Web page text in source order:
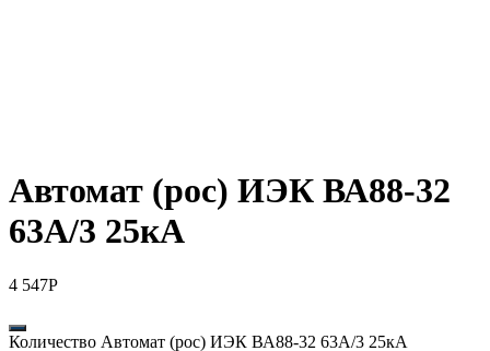
Автомат (рос) ИЭК ВА88-32
63А/3 25кА
4 547Р
Количество Автомат (рос) ИЭК ВА88-32 63А/3 25кА